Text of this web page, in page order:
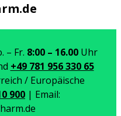
– Fr. 8:00 – 16.00Uhr
+49 781 956 330 65
/ Europäische
900 | Email: